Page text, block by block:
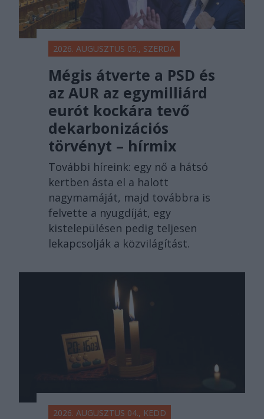
2026. AUGUSZTUS 05., SZERDA
Mégis átverte a PSD és
az AUR az egymilliárd
eurót kockára tevő
dekarbonizációs
törvényt – hírmix
További híreink: egy nő a hátsó
kertben ásta el a halott
nagymamáját, majd továbbra is
felvette a nyugdíját, egy
kistelepülésen pedig teljesen
lekapcsolják a közvilágítást.
2026. AUGUSZTUS 04., KEDD